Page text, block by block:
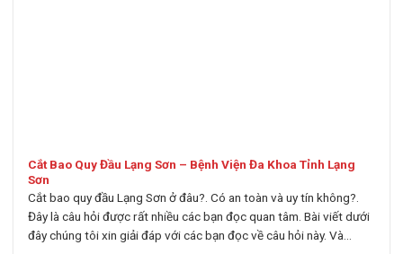
Cắt Bao Quy Đầu Lạng Sơn – Bệnh Viện Đa Khoa Tỉnh Lạng
Sơn
Cắt bao quy đầu Lạng Sơn ở đâu?. Có an toàn và uy tín không?.
Đây là câu hỏi được rất nhiều các bạn đọc quan tâm. Bài viết dưới
đây chúng tôi xin giải đáp với các bạn đọc về câu hỏi này. Và...